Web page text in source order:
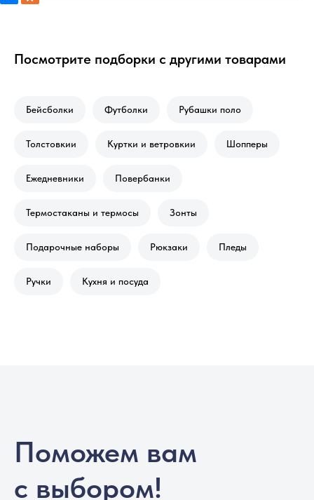
Посмотрите подборки с другими товарами
Бейсболки Футболки Рубашки поло
Толстовкии Куртки и ветровкии Шопперы
Ежедневники Повербанки
Термостаканы и термосы Зонты
Подарочные наборы Рюкзаки Пледы
Ручки Кухня и посуда
Поможем вам
с выбором!